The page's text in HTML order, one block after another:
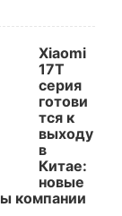
Xiaomi
17T
серия
готови
тся к
выходу
в
Китае:
новые
компании